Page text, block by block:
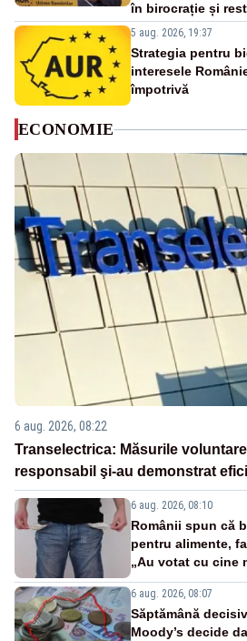
în birocrație și
5 aug. 2026, 19:37
Strategia pentru
interesele
împotrivă
ECONOMIE
6 aug. 2026, 08:22
Transelectrica: Măsurile
responsabil şi-au demonstrat
6 aug. 2026, 08:10
Românii spun că
pentru alimente,
„Au votat cu cine
6 aug. 2026, 08:07
Săptămână
Moody’s decide